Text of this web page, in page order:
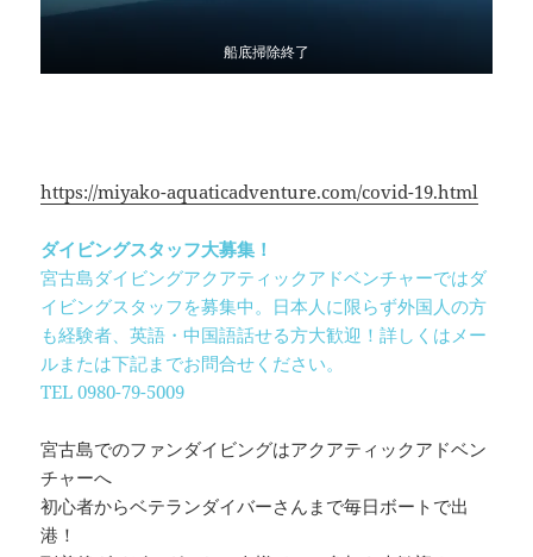
船底掃除終了
https://miyako-aquaticadventure.com/covid-19.html
ダイビングスタッフ大募集！
宮古島ダイビングアクアティックアドベンチャーではダ
イビングスタッフを募集中。日本人に限らず外国人の方
も経験者、英語・中国語話せる方大歓迎！詳しくはメー
ルまたは下記までお問合せください。
TEL 0980-79-5009
宮古島でのファンダイビングはアクアティックアドベン
チャーへ
初心者からベテランダイバーさんまで毎日ボートで出
港！